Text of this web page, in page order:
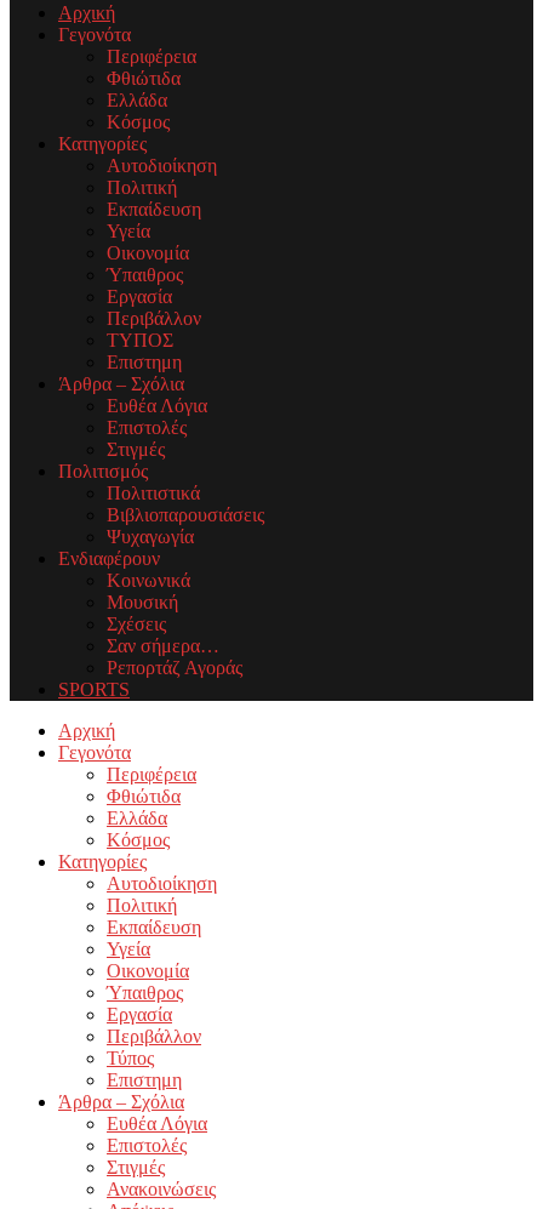
Αρχική
Γεγονότα
Περιφέρεια
Φθιώτιδα
Ελλάδα
Κόσμος
Κατηγορίες
Αυτοδιοίκηση
Πολιτική
Εκπαίδευση
Υγεία
Οικονομία
Ύπαιθρος
Εργασία
Περιβάλλον
ΤΥΠΟΣ
Επιστημη
Άρθρα – Σχόλια
Ευθέα Λόγια
Επιστολές
Στιγμές
Πολιτισμός
Πολιτιστικά
Βιβλιοπαρουσιάσεις
Ψυχαγωγία
Ενδιαφέρουν
Κοινωνικά
Μουσική
Σχέσεις
Σαν σήμερα…
Ρεπορτάζ Αγοράς
SPORTS
Facebook
Twitter
Instagram
Youtube
Email
Αρχική
Γεγονότα
Περιφέρεια
Φθιώτιδα
Ελλάδα
Κόσμος
Κατηγορίες
Αυτοδιοίκηση
Πολιτική
Εκπαίδευση
Υγεία
Οικονομία
Ύπαιθρος
Εργασία
Περιβάλλον
Τύπος
Επιστημη
Άρθρα – Σχόλια
Ευθέα Λόγια
Επιστολές
Στιγμές
Ανακοινώσεις